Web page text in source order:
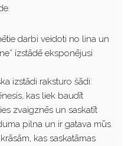
darbi veidoti no lina un
izstādē eksponējusi
izstādi raksturo šādi:
kas liek baudīt
zvaigznēs un saskatīt
pilna un ir gatava mūs
kas saskatāmas